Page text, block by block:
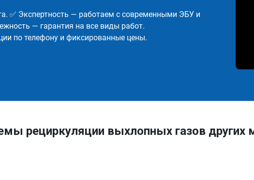
✅ Экспертность — работаем с современными ЭБУ и
— гарантия на все виды работ.
по телефону и фиксированные цены.
рециркуляции выхлопных газов других